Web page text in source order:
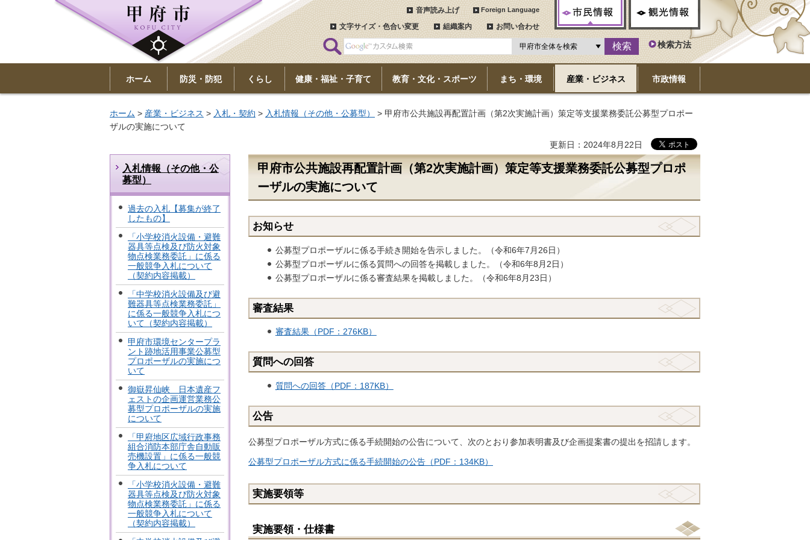
音声読み上げ Foreign Language
文字サイズ・色合い変更 組織案内 お問い合わせ
検索方法
ホーム 防災・防犯 くらし 健康・福祉・子育て 教育・文化・スポーツ まち・環境 産業・ビジネス 市政情報
ホーム > 産業・ビジネス > 入札・契約 > 入札情報（その他・公募型）
> 甲府市公共施設再配置計画（第2次実施計画）策定等支援業務委託公募型プロポー
ザルの実施について
更新日：2024年8月22日
入札情報（その他・公
募型）
過去の入札【募集が終了
したもの】
「小学校消火設備・避難
器具等点検及び防火対象
物点検業務委託」に係る
一般競争入札について
（契約内容掲載）
「中学校消火設備及び避
難器具等点検業務委託」
に係る一般競争入札につ
いて（契約内容掲載）
甲府市環境センタープラ
ント跡地活用事業公募型
プロポーザルの実施につ
いて
御嶽昇仙峡 日本遺産フ
ェストの企画運営業務公
募型プロポーザルの実施
について
「甲府地区広域行政事務
組合消防本部庁舎自動販
売機設置」に係る一般競
争入札について
「小学校消火設備・避難
器具等点検及び防火対象
物点検業務委託」に係る
一般競争入札について
（契約内容掲載）
甲府市公共施設再配置計画（第2次実施計画）策定等支援業務委託公募型プロポ
ーザルの実施について
お知らせ
公募型プロポーザルに係る手続き開始を告示しました。（令和6年7月26日）
公募型プロポーザルに係る質問への回答を掲載しました。（令和6年8月2日）
公募型プロポーザルに係る審査結果を掲載しました。（令和6年8月23日）
審査結果
審査結果（PDF：276KB）
質問への回答
質問への回答（PDF：187KB）
公告
公募型プロポーザル方式に係る手続開始の公告について、次のとおり参加表明書及び企画提案書の提出を招請します。
公募型プロポーザル方式に係る手続開始の公告（PDF：134KB）
実施要領等
実施要領・仕様書